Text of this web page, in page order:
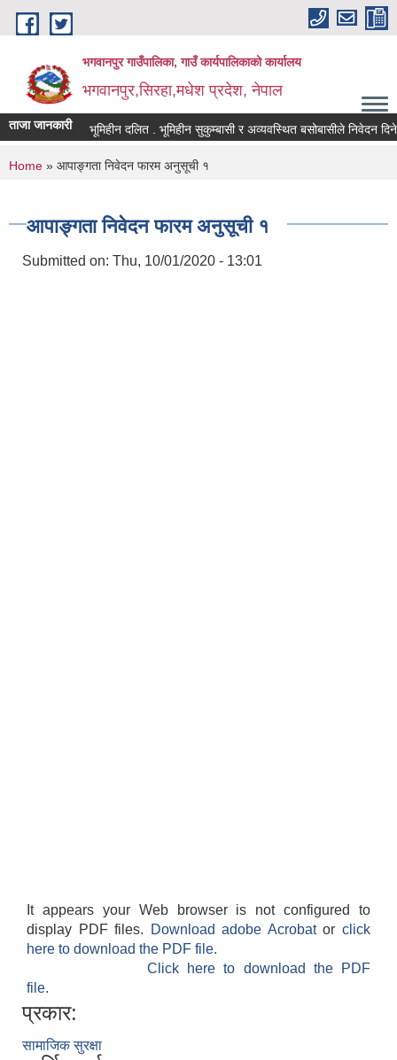
Skip to main content
भगवानपुर गाउँपालिका, गाउँ कार्यपालिकाको कार्यालय
भगवानपुर,सिरहा,मधेश प्रदेश, नेपाल
ताजा जानकारीभूमिहीन दलित . भूमिहीन सुकुम्बासी र अव्यवस्थित बसोबासीले निवेदन दिने
You are here
Home » आपाङ्गता निवेदन फारम अनुसूची १
आपाङ्गता निवेदन फारम अनुसूची १
Submitted on: Thu, 10/01/2020 - 13:01
It appears your Web browser is not configured to
display PDF files.
Download adobe Acrobatorclick
here to download the PDF file.
Click here to download the PDF
file.
प्रकार:
सामाजिक सुरक्षा